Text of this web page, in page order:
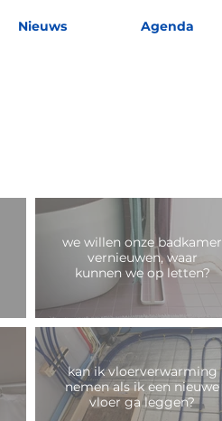
Nieuws Agenda
we willen onze badkamer
vernieuwen, waar
kunnen we op letten?
kan ik vloerverwarming
nemen als ik een nieuwe
vloer ga leggen?